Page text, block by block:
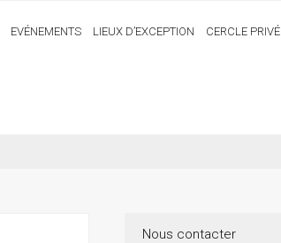
EVÉNEMENTS LIEUX D’EXCEPTION CERCLE PRIVÉ
Nous contacter